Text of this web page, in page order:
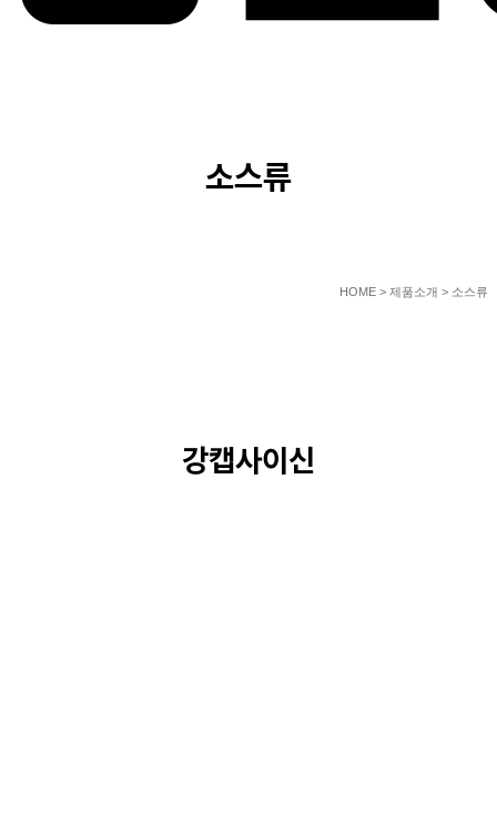
소스류
HOME > 제품소개 > 소스류
강캡사이신